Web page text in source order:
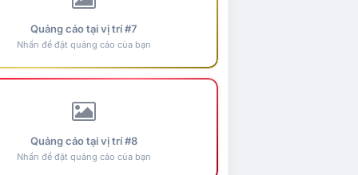
Quảng cáo tại vị trí #7
Nhấn để đặt quảng cáo của bạn
Quảng cáo tại vị trí #8
Nhấn để đặt quảng cáo của bạn